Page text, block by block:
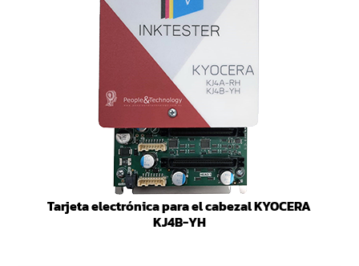
Tarjeta electrónica para el cabezal KYOCERA
KJ4B-YH